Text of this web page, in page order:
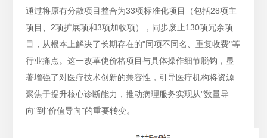
通过将原有分散项目整合为33项标准化项目（包括28项主
项目、2项扩展项和3项加收项），同步废止130项冗余项
目，从根本上解决了长期存在的"同项不同名、重复收费"等
行业痛点。这一改革使价格项目与具体操作细节脱钩，显
著增强了对医疗技术创新的兼容性，引导医疗机构将资源
聚焦于提升核心诊断能力，推动病理服务实现从"数量导
向"到"价值导向"的重要转变。